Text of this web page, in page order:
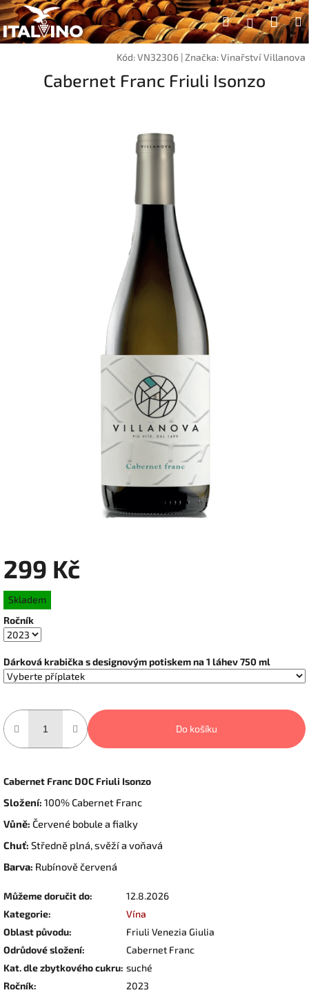
Přejít
na
obsah
Hledat
Kód:VN32306 |Značka:Vinařství Villanova
Cabernet Franc Friuli Isonzo
299 Kč
Měrná
cena:
Skladem
Ročník
Dárková krabička s designovým potiskem na 1 láhev 750 ml
Do košíku
Cabernet Franc DOC Friuli Isonzo
Složení: 100% Cabernet Franc
Vůně: Červené bobule a fialky
Chuť: Středně plná, svěží a voňavá
Barva: Rubínově červená
Můžeme doručit do:
12.8.2026
Kategorie:
Vína
Oblast původu:
Friuli Venezia Giulia
Odrůdové složení:
Cabernet Franc
Kat. dle zbytkového cukru: suché
Ročník:
2023